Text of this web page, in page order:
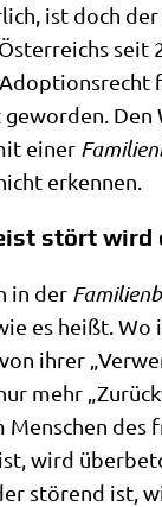
ist doch
seit
Den
einer
erkennen.
stört
in der
es heißt.
ihrer
mehr
Men­schen des
wird
stö­rend ist,